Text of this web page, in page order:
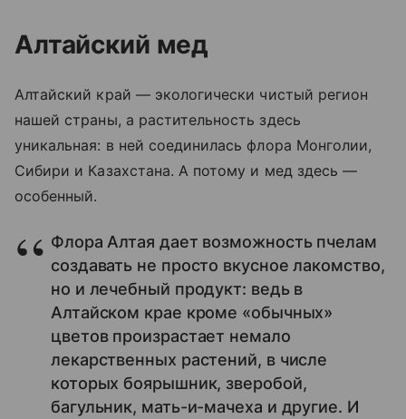
Алтайский мед
Алтайский край —экологически чистый регион
нашей страны, а растительность здесь
уникальная: в ней соединилась флора Монголии,
Сибири и Казахстана. А потому и мед здесь—
особенный.
Флора Алтая дает возможность пчелам
создавать не просто вкусное лакомство,
но и лечебный продукт: ведь в
Алтайском крае кроме «обычных»
цветов произрастает немало
лекарственных растений, в числе
которых боярышник, зверобой,
багульник, мать-и-мачеха и другие. И